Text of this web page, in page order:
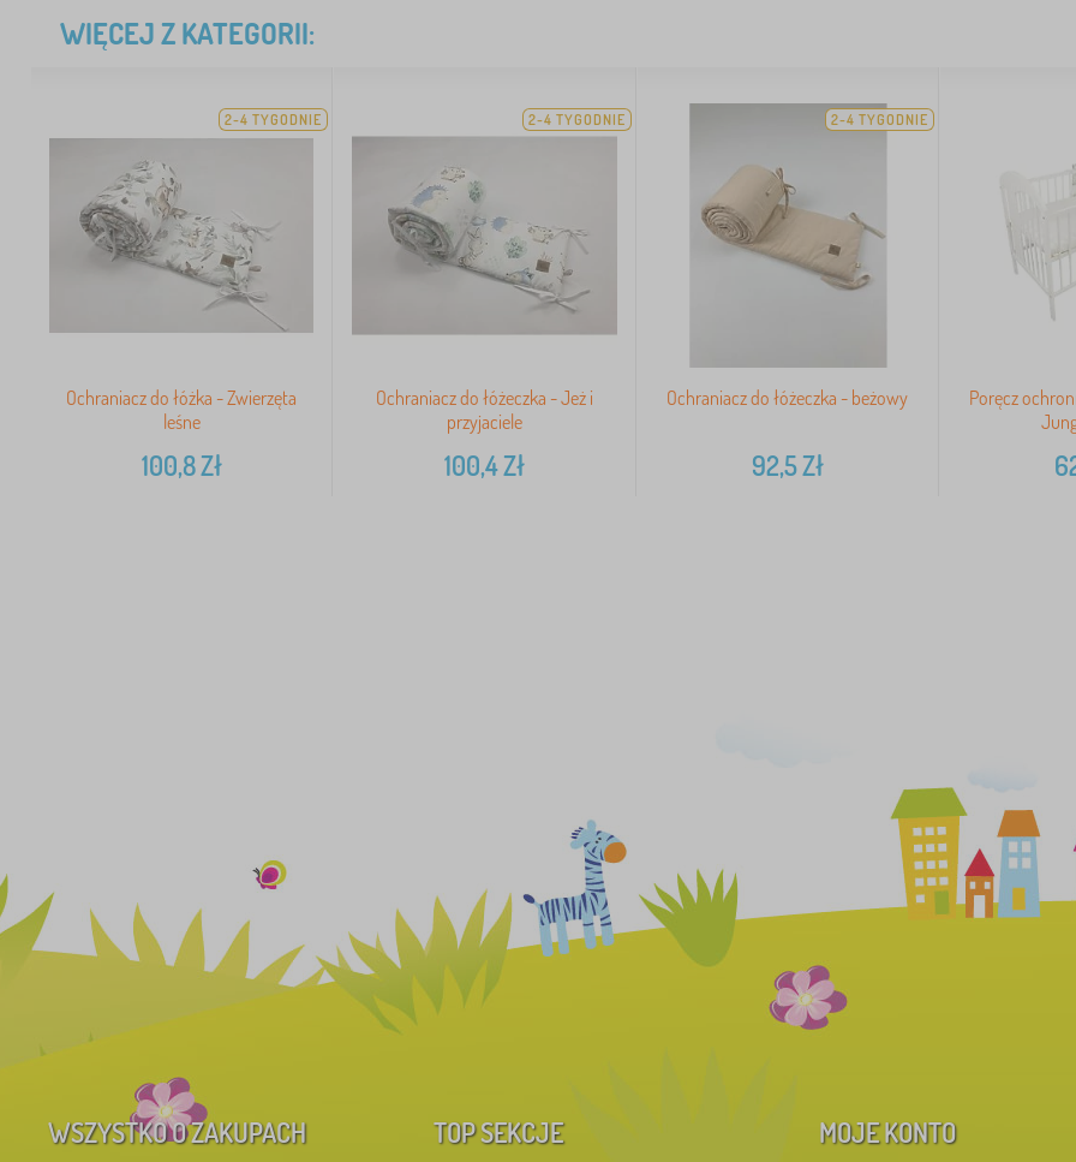
WIĘCEJ Z KATEGORII:
2-4 TYGODNIE
Ochraniacz do łóżka - Zwierzęta
leśne
100,8Zł
2-4 TYGODNIE
Ochraniacz do łóżeczka - Jeż i
przyjaciele
100,4Zł
2-4 TYGODNIE
Ochraniacz do łóżeczka - beżowy
92,5Zł
Poręcz
WSZYSTKO O ZAKUPACH TOP SEKCJE MOJE KONTO